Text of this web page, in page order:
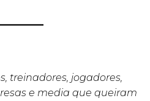
treinadores, jogadores,
e media que queiram